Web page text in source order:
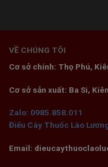
VỀ CHÚNG TÔI
Cơ sở chính: Thọ Phú,
Cơ sở sản xuất: Ba Si,
Zalo: 0985.858.011
Điếu Cày Thuốc Lào
Email: